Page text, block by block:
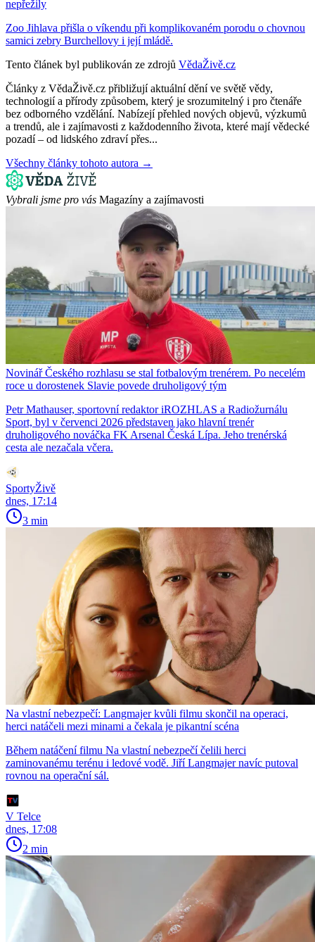
nepřežily
Zoo Jihlava přišla o víkendu při komplikovaném porodu o chovnou
samici zebry Burchellovy i její mládě.
Tento článek byl publikován ze zdrojů VědaŽivě.cz
Články z VědaŽivě.cz přibližují aktuální dění ve světě vědy,
technologií a přírody způsobem, který je srozumitelný i pro čtenáře
bez odborného vzdělání. Nabízejí přehled nových objevů, výzkumů
a trendů, ale i zajímavosti z každodenního života, které mají vědecké
pozadí – od lidského zdraví přes...
Všechny články tohoto autora →
Vybrali jsme pro vás Magazíny a zajímavosti
Novinář Českého rozhlasu se stal fotbalovým trenérem. Po necelém
roce u dorostenek Slavie povede druholigový tým
Petr Mathauser, sportovní redaktor iROZHLAS a Radiožurnálu
Sport, byl v červenci 2026 představen jako hlavní trenér
druholigového nováčka FK Arsenal Česká Lípa. Jeho trenérská
cesta ale nezačala včera.
SportyŽivě
dnes, 17:14
3 min
Na vlastní nebezpečí: Langmajer kvůli filmu skončil na operaci,
herci natáčeli mezi minami a čekala je pikantní scéna
Během natáčení filmu Na vlastní nebezpečí čelili herci
zaminovanému terénu i ledové vodě. Jiří Langmajer navíc putoval
rovnou na operační sál.
V Telce
dnes, 17:08
2 min